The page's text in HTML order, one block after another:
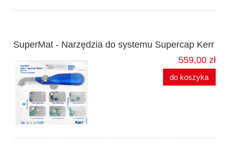
SuperMat - Narzędzia do systemu Supercap Kerr
559,00 zł
do koszyka